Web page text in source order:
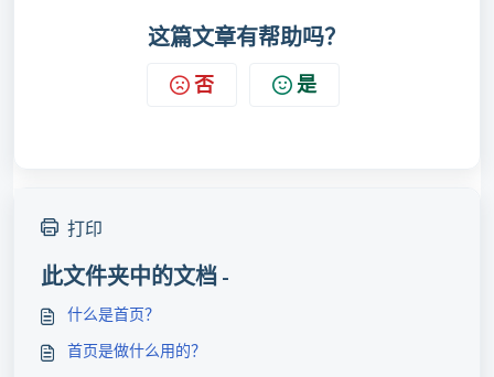
这篇文章有帮助吗？
否 是
打印
此文件夹中的文档 -
什么是首页？
首页是做什么用的？